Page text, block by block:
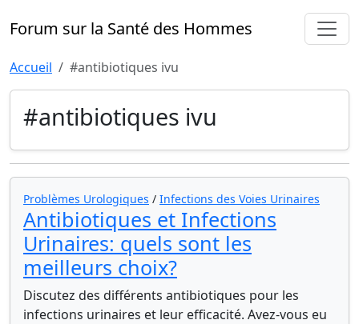
Forum sur la Santé des Hommes
Accueil #antibiotiques ivu
#antibiotiques ivu
Problèmes Urologiques / Infections des Voies Urinaires
Antibiotiques et Infections
Urinaires: quels sont les
meilleurs choix?
Discutez des différents antibiotiques pour les
infections urinaires et leur efficacité. Avez-vous eu